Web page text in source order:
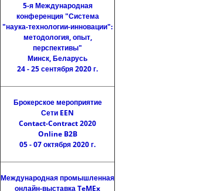
5-я Международная
конференция "Система
"наука-технологии-инновации":
методология, опыт,
перспективы"
Минск, Беларусь
24 - 25 сентября 2020 г.
Брокерское мероприятие
Сети EEN
Contact-Contract 2020
Online B2B
05 - 07 октября 2020 г.
Международная промышленная
онлайн-выставка TeMEx